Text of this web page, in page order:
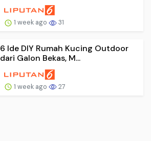
1 week ago 31
6 Ide DIY Rumah Kucing Outdoor
dari Galon Bekas, M...
1 week ago 27